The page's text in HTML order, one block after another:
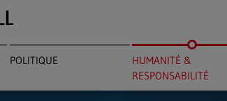
POLITIQUE
HUMANITÉ &
RESPONSABILITÉ